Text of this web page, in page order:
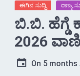
ಈಗಿನ ಸುದ್ದಿ ರಾಜ್ಯ
ಬಿ.ಬಿ. ಹೆಗ್ಡೆ
2026
On 5 months